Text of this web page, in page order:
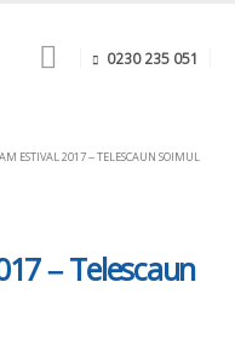
0230 235 051
ESTIVAL 2017 – TELESCAUN SOIMUL
– Telescaun